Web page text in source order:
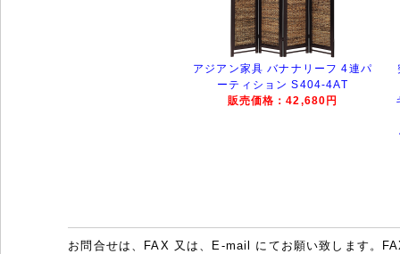
アジアン家具 バナナリーフ 4連パ
ーティション S404-4AT
販売価格：42,680円
お問合せは、FAX 又は、E-mail にてお願い致します。